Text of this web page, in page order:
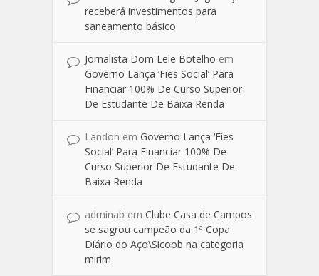
receberá investimentos para
saneamento básico
Jornalista Dom Lele Botelho em
Governo Lança ‘Fies Social’ Para
Financiar 100% De Curso Superior
De Estudante De Baixa Renda
Landon em Governo Lança ‘Fies
Social’ Para Financiar 100% De
Curso Superior De Estudante De
Baixa Renda
adminab em Clube Casa de Campos
se sagrou campeão da 1ª Copa
Diário do Aço\Sicoob na categoria
mirim